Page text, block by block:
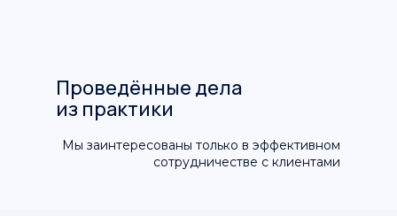
Проведённые дела
из практики
Мы заинтересованы только в эффективном
сотрудничестве с клиентами